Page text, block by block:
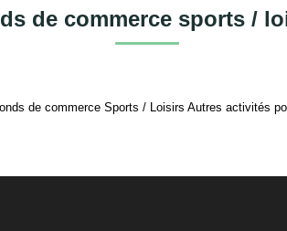
de commerce sports /
de commerce Sports / Loisirs Autres activités